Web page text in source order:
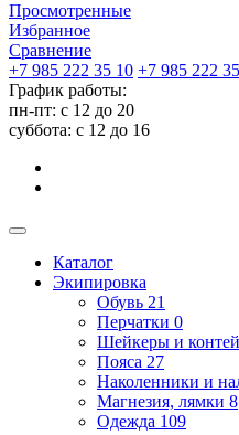
Просмотренные
Избранное
Сравнение
+7 985 222 35 10 +7 985 222
График работы:
пн-пт: с 12 до 20
суббота: c 12 до 16
Каталог
Экипировка
Обувь 21
Перчатки 0
Шейкеры и
Пояса 27
Наколенники и
Магнезия, лямки 8
Одежда 109